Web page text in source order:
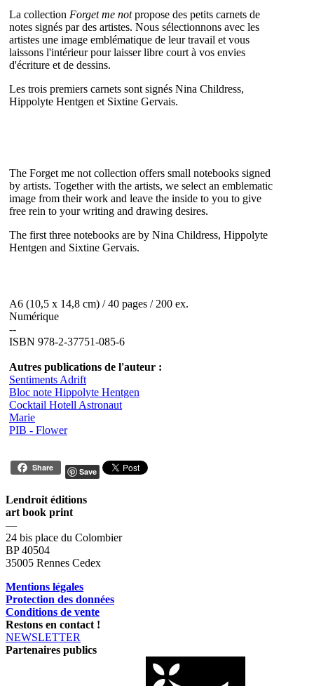
La collection Forget me notpropose des petits carnets de
notes signés par des artistes. Nous sélectionnons avec les
artistes une image emblématique de leur travail et vous
laissons l'intérieur pour laisser libre court à vos envies
d'écriture et de dessins.
Les trois premiers carnets sont signés Nina Childress,
Hippolyte Hentgen et Sixtine Gervais.
The Forget me not collection offers small notebooks signed
by artists. Together with the artists, we select an emblematic
image from their work and leave the inside to you to give
free rein to your writing and drawing desires.
The first three notebooks are by Nina Childress, Hippolyte
Hentgen and Sixtine Gervais.
A6 (10,5 x 14,8 cm) / 40 pages / 200 ex.
Numérique
--
ISBN 978-2-37751-085-6
Autres publications de l'auteur :
Sentiments Adrift
Bloc note Hippolyte Hentgen
Cocktail Hotell Astronaut
Marie
PIB - Flower
Share Save
Lendroit éditions
art book print
—
24 bis place du Colombier
BP 40504
35005 Rennes Cedex
Mentions légales
Protection des données
Conditions de vente
Restons en contact !
NEWSLETTER
Partenaires publics